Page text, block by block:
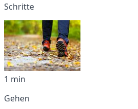
Schritte
1 min
Gehen